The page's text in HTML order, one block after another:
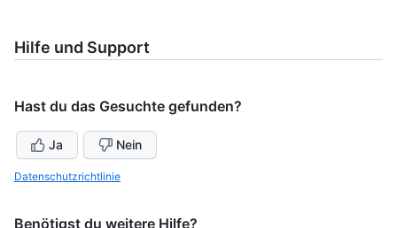
Hilfe und Support
Hast du das Gesuchte gefunden?
Ja Nein
Datenschutzrichtlinie
Benötigst du weitere Hilfe?